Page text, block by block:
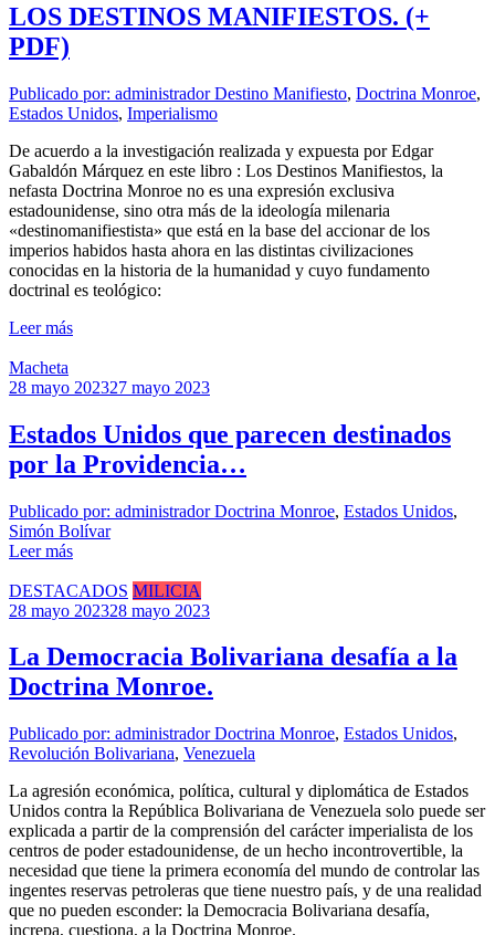
LOS DESTINOS MANIFIESTOS. (+
PDF)
Publicado por: administradorDestino Manifiesto, Doctrina Monroe,
Estados Unidos, Imperialismo
De acuerdo a la investigación realizada y expuesta por Edgar
Gabaldón Márquez en este libro : Los Destinos Manifiestos, la
nefasta Doctrina Monroe no es una expresión exclusiva
estadounidense, sino otra más de la ideología milenaria
«destinomanifiestista» que está en la base del accionar de los
imperios habidos hasta ahora en las distintas civilizaciones
conocidas en la historia de la humanidad y cuyo fundamento
doctrinal es teológico:
Leer más
Macheta
28 mayo 202327 mayo 2023
Estados Unidos que parecen destinados
por la Providencia…
Publicado por: administradorDoctrina Monroe, Estados Unidos,
Simón Bolívar
Leer más
DESTACADOS MILICIA
28 mayo 202328 mayo 2023
La Democracia Bolivariana desafía a la
Doctrina Monroe.
Publicado por: administradorDoctrina Monroe, Estados Unidos,
Revolución Bolivariana, Venezuela
La agresión económica, política, cultural y diplomática de Estados
Unidos contra la República Bolivariana de Venezuela solo puede ser
explicada a partir de la comprensión del carácter imperialista de los
centros de poder estadounidense, de un hecho incontrovertible, la
necesidad que tiene la primera economía del mundo de controlar las
ingentes reservas petroleras que tiene nuestro país, y de una realidad
que no pueden esconder: la Democracia Bolivariana desafía,
increpa, cuestiona, a la Doctrina Monroe.